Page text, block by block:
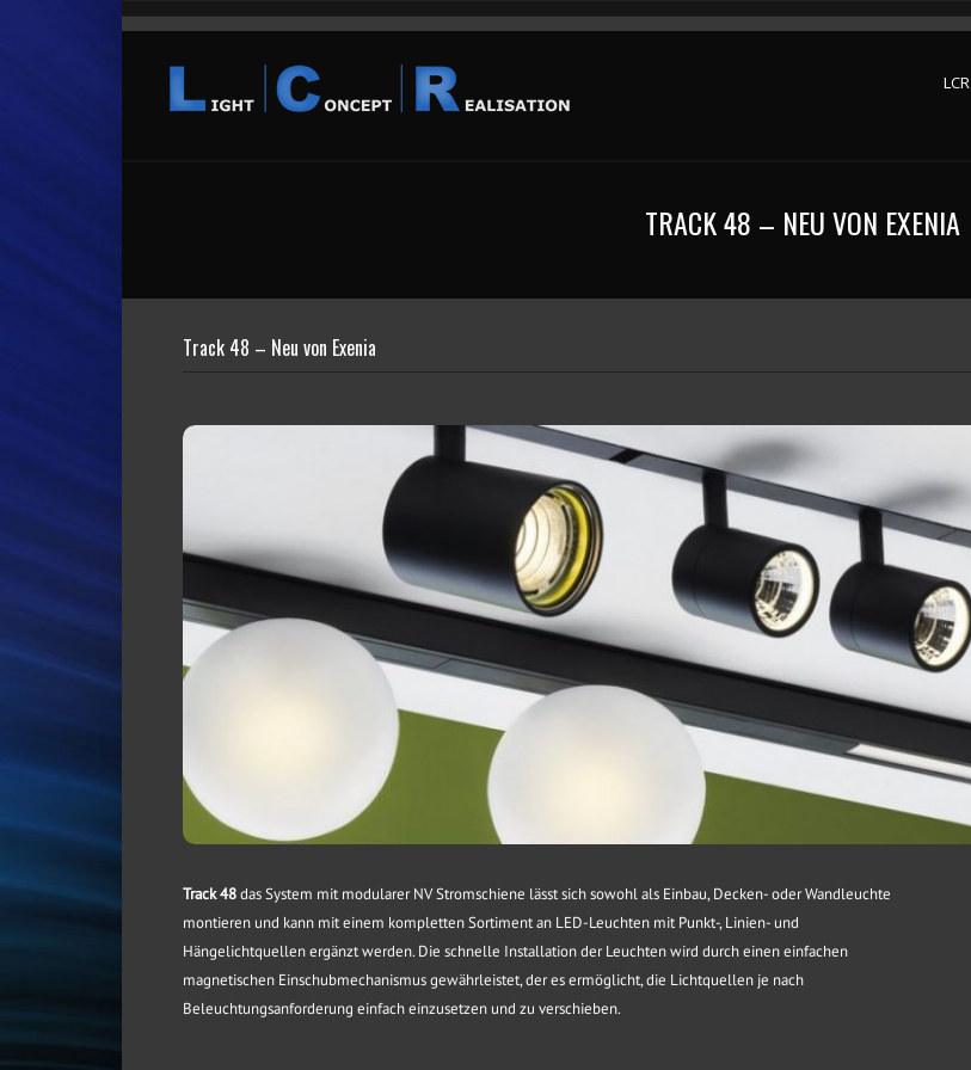
LCR
TRACK 48 – NEU VON EXENIA
Track 48 – Neu von Exenia
Track 48das System mit modularer NV Stromschiene lässt sich sowohl als Einbau, Decken- oder Wandleuchte
montieren und kann mit einem kompletten Sortiment an LED-Leuchten mit Punkt-, Linien- und
Hängelichtquellen ergänzt werden. Die schnelle Installation der Leuchten wird durch einen einfachen
magnetischen Einschubmechanismus gewährleistet, der es ermöglicht, die Lichtquellen je nach
Beleuchtungsanforderung einfach einzusetzen und zu verschieben.